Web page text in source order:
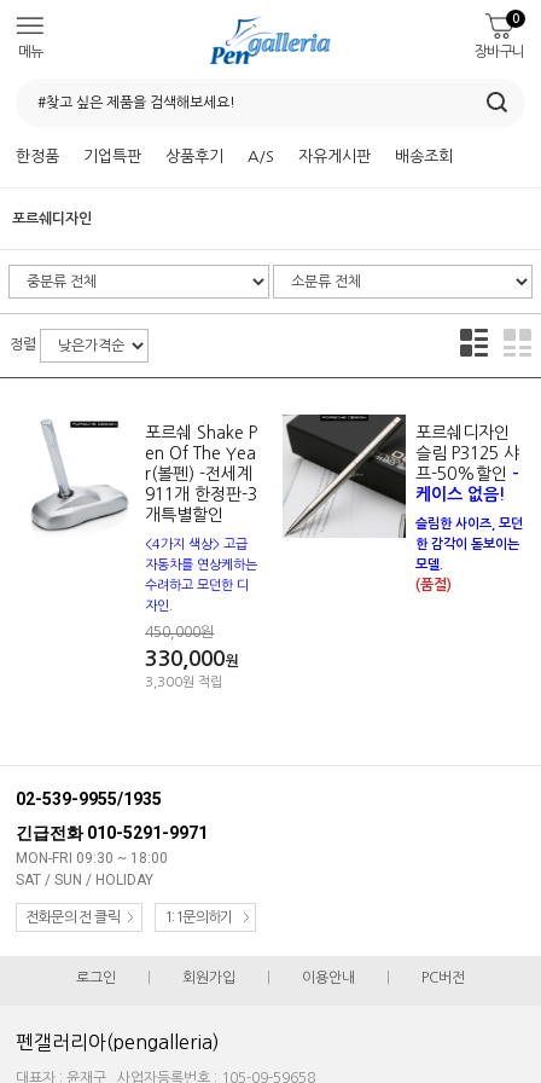
메뉴 장바구니
0
한정품 기업특판 상품후기 A/S 자유게시판 배송조회
포르쉐디자인
정렬
포르쉐 Shake P
en Of The Yea
r(볼펜) -전세계
911개 한정판-3
개특별할인
<4가지 색상> 고급
자동차를 연상케하는
수려하고 모던한 디
자인.
450,000원
330,000원
3,300원 적립
포르쉐디자인
슬림 P3125 샤
프-50%할인 -
케이스 없음!
슬림한 사이즈, 모던
한 감각이 돋보이는
모델.
(품절)
02-539-9955/1935
긴급전화 010-5291-9971
MON-FRI 09:30 ~ 18:00
SAT / SUN / HOLIDAY
전화문의 전 클릭 1:1문의하기
로그인 회원가입 이용안내 PC버전
펜갤러리아(pengalleria)
대표자 : 윤재구 사업자등록번호 : 105-09-59658